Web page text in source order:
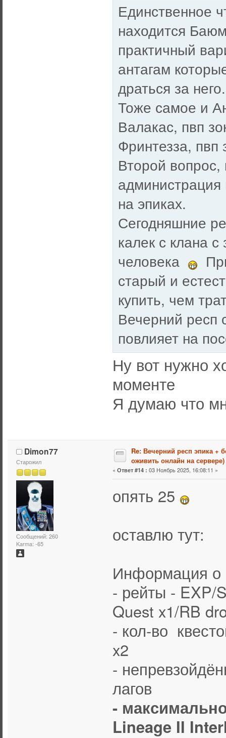
Единственное
находится
практичный
антагам
драться за него.
Тоже самое и
Валакас, пвп
Фринтезза, пвп
Второй вопрос,
на эпиках.
Сегодняшние
калек с клана
человека
старый и
купить, чем
Вечерний респ
повлияет на
Ну вот нужно
моменте
Я думаю что
Dimon77
Старожил
Сообщений: 260
Karma: -65
Re: Вечерний респ эпика +
оживить онлайн на сервере)
« Ответ #14 : 03 Ноябрь 2025, 16:08:11 »
опять 25
оставлю тут:
Информация о
- рейты - EXP/
Quest x1/RB
- кол-во
x2
-
лагов
-
Lineage II